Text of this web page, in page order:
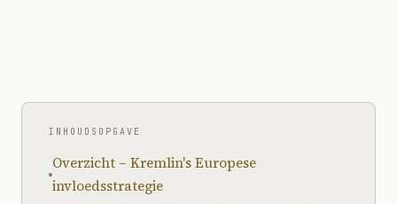
INHOUDSOPGAVE
Overzicht – Kremlin's Europese
invloedsstrategie